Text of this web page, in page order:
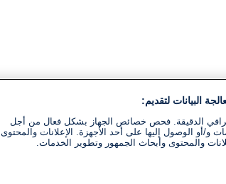
البيانات لتقديم:
الدقيقة. فحص خصائص الجهاز بشكل فعال من أجل
و/أو الوصول إليها على أحد الأجهزة. الإعلانات والمحتوى
والمحتوى وأبحاث الجمهور وتطوير الخدمات.